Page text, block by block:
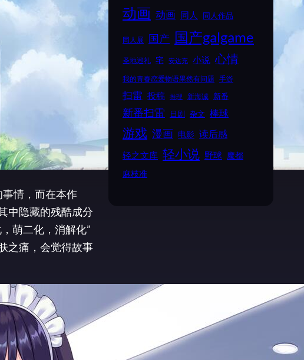
情，而在本作
中隐藏的残酷成分
萌二化，消解化”
之痛，会觉得故事
动画 动画 同人 同人作品
同人展 国产 国产galgame
圣地巡礼 宅 安达充 小说 心情
我的青春恋爱物语果然有问题 手游
扫雷 投稿 推理 新海诚 新番
新番扫雷 日剧 杂文 棒球
游戏 漫画 电影 读后感
轻之文库 轻小说 野球 魔都
麻枝准